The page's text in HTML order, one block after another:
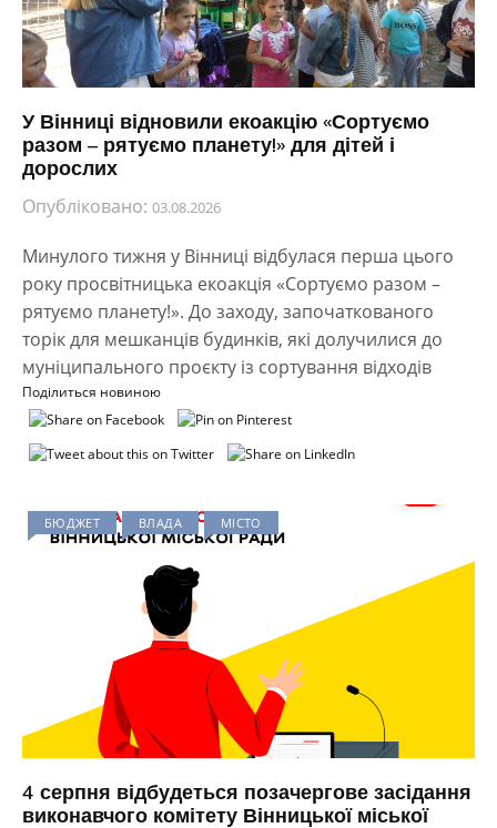
У Вінниці відновили екоакцію «Сортуємо
разом – рятуємо планету!» для дітей і
дорослих
Опубліковано: 03.08.2026
Минулого тижня у Вінниці відбулася перша цього
року просвітницька екоакція «Сортуємо разом –
рятуємо планету!». До заходу, започаткованого
торік для мешканців будинків, які долучилися до
муніципального проєкту із сортування відходів
Поділиться новиною
БЮДЖЕТ ВЛАДА МІСТО
4 серпня відбудеться позачергове засідання
виконавчого комітету Вінницької міської